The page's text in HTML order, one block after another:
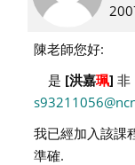
to
建
良
陳老師您好:
是 [洪嘉珮] 非
我已經加入該課
準確.